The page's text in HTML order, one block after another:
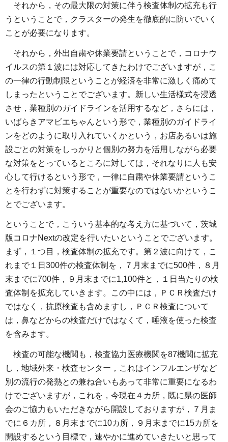
それから，その最大限の対策に伴う検査体制の拡充も行
うということで，クラスターの発生を徹底的に防いでいく
ことが必要になります。
それから，外出自粛や休業要請ということで，コロナウ
イルスの第１波には対応してきたわけでございますが，こ
の一律の行動制限ということが経済を非常に激しく痛めて
しまったということでございます。新しい生活様式を浸透
させ，業種別のガイドラインを活用するなど，さらには，
いばらきアマビエちゃんという形で，業種別のガイドライ
ンをどのように取り入れていくかという，お店あるいは施
設ごとの対策をしっかりと個別の努力を活用しながら必要
な対策をとっているところに対しては，それなりに人も安
心して行けるという形で，一律に自粛や休業要請というこ
とを行わずに対策することが重要なのではないかというこ
とでございます。
ということで，こういう基本的な考え方に基づいて，茨城
版コロナNextの改定を行いたいということでございます。
まず，１つ目，検査体制の拡充です。第２波に向けて，こ
れまで１日300件の検査体制を，７月末までに500件，８月
末までに700件，９月末までに1,100件と，１日当たりの検
査体制を拡充していきます。この中には，ＰＣＲ検査だけ
ではなく，抗原検査も含めますし，ＰＣＲ検査について
は，鼻などからの検査だけではなくて，唾液を使った検査
を含みます。
検査の可能な機関も，検査協力医療機関を87機関に拡充
し，地域外来・検査センター，これはインフルエンザなど
別の流行の発熱との兼ね合いもあって非常に重要になるわ
けでございますが，これを，今現在４カ所，既に県の医師
会のご協力もいただきながら開設しておりますが，７月ま
でに６カ所，８月末までに10カ所，９月末までに15カ所を
開設するという目標で，速やかに進めていきたいと思って